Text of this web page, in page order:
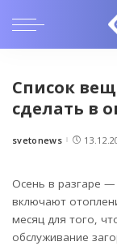
Список
сделать в
Posted
svetonews
Осень в разгаре
включают
месяц для того,
обслуживание